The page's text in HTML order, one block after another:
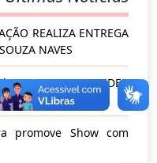
REALIZA ENTREGA
NAVES
nota 7,5 no IDEB
promove Show com